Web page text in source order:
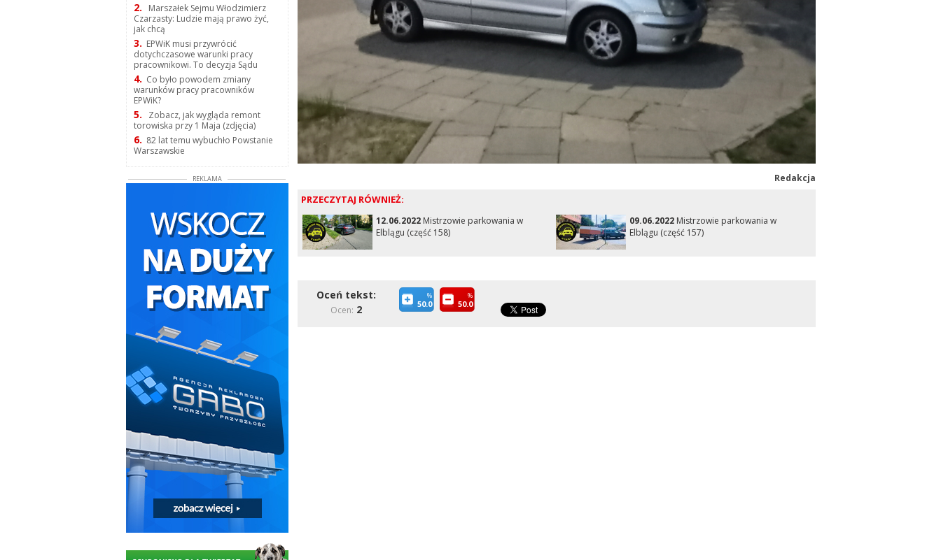
2.
Marszałek Sejmu Włodzimierz
Czarzasty: Ludzie mają prawo żyć,
jak chcą
3. EPWiK musi przywrócić
dotychczasowe warunki pracy
pracownikowi. To decyzja Sądu
4. Co było powodem zmiany
warunków pracy pracowników
EPWiK?
5.
Zobacz, jak wygląda remont
torowiska przy 1 Maja (zdjęcia)
6. 82 lat temu wybuchło Powstanie
Warszawskie
REKLAMA Redakcja
PRZECZYTAJ RÓWNIEŻ:
12.06.2022Mistrzowie parkowania w
Elblągu (część 158)
09.06.2022Mistrzowie parkowania w
Elblągu (część 157)
Oceń tekst:
Ocen: 2
%
50.0
%
50.0